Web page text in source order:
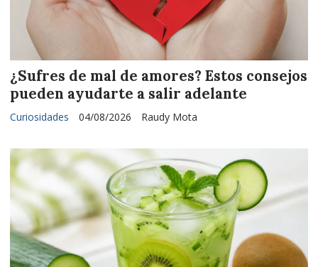
¿Sufres de mal de amores? Estos consejos
pueden ayudarte a salir adelante
Raudy Mota
Curiosidades 04/08/2026